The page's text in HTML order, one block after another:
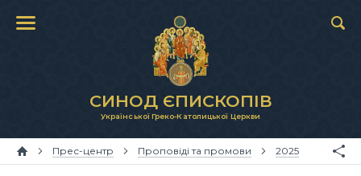
СИНОД ЄПИСКОПІВ
Української Греко-Католицької Церкви
Прес-центр Проповіді та промови 2025